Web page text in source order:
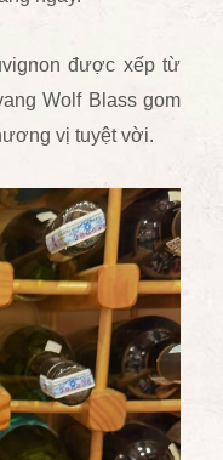
được xếp từ
Wolf Blass gom
vị tuyệt vời.